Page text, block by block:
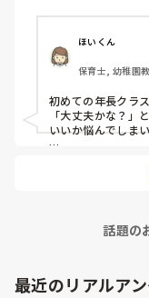
よほど自分に聞き
か、もうよくわから
対応にも悩みます。
ほいくん
保育士, 幼稚園
初めての年長クラ
「大丈夫かな？」
いいか悩んでしま
「こんなこと聞い
件、どこまで進ん
「毎日夕方に5分
てしまうと、後輩
話題の
最近のリアルア